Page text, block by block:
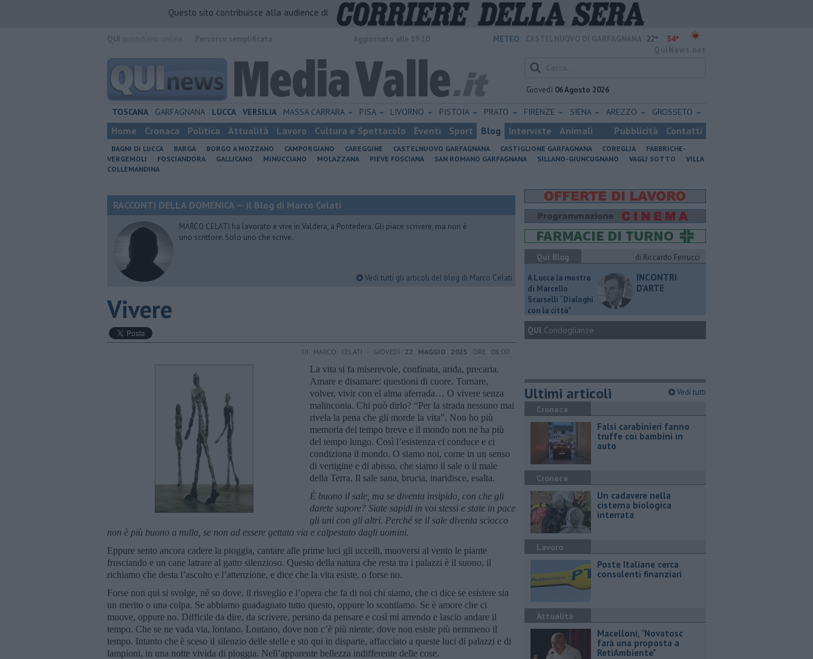
Questo sito contribuisce alla audience di
METEO: 22° 34°
Giovedì 06 Agosto 2026
TOSCANA GARFAGNANA LUCCA VERSILIA MASSA CARRARA PISA LIVORNO PISTOIA PRATO FIRENZE SIENA AREZZO GROSSETO
Home Cronaca Politica Attualità Lavoro Cultura e Spettacolo Eventi Sport Blog Interviste Animali Pubblicità Contatti
BAGNI DI LUCCA BARGA BORGO A MOZZANO CAMPORGIANO CAREGGINE CASTELNUOVO GARFAGNANA CASTIGLIONE GARFAGNANA COREGLIA
FABBRICHE-
VERGEMOLI
FOSCIANDORA GALLICANO MINUCCIANO MOLAZZANA PIEVE FOSCIANA SAN ROMANO GARFAGNANA SILLANO-GIUNCUGNANO VAGLI SOTTO
VILLA
COLLEMANDINA
RACCONTI DELLA DOMENICA — il Blog di Marco Celati
MARCO CELATI ha lavorato e vive in Valdera, a Pontedera. Gli piace scrivere, ma non è
uno scrittore. Solo uno che scrive.
Vedi tutti gli articoli del blog di Marco Celati
Vivere
DI MARCO CELATI - GIOVEDÌ 22 MAGGIO 2025 ORE 08:00
La vita si fa miserevole, confinata, arida, precaria.
Amare e disamare: questioni di cuore. Tornare,
volver, vivir con el alma aferrada… O vivere senza
malinconia. Chi può dirlo? “Per la strada nessuno mai
rivela la pena che gli morde la vita”. Non ho più
memoria del tempo breve e il mondo non ne ha più
del tempo lungo. Così l’esistenza ci conduce e ci
condiziona il mondo. O siamo noi, come in un senso
di vertigine e di abisso, che siamo il sale o il male
della Terra. Il sale sana, brucia, inaridisce, esalta.
É buono il sale, ma se diventa insipido, con che gli
darete sapore? Siate sapidi in voi stessi e state in pace
gli uni con gli altri. Perché se il sale diventa sciocco
non è più buono a nulla, se non ad essere gettato via e calpestato dagli uomini.
Eppure sento ancora cadere la pioggia, cantare alle prime luci gli uccelli, muoversi al vento le piante
frusciando e un cane latrare al gatto silenzioso. Questo della natura che resta tra i palazzi è il suono, il
richiamo che desta l’ascolto e l’attenzione, e dice che la vita esiste, o forse no.
Forse non qui si svolge, né so dove, il risveglio e l’opera che fa di noi chi siamo, che ci dice se esistere sia
un merito o una colpa. Se abbiamo guadagnato tutto questo, oppure lo scontiamo. Se è amore che ci
muove, oppure no. Difficile da dire, da scrivere, persino da pensare e così mi arrendo e lascio andare il
tempo. Che se ne vada via, lontano. Lontano, dove non c’è più niente, dove non esiste più nemmeno il
tempo. Intanto che è sceso il silenzio delle stelle e sto qui in disparte, affacciato a queste luci di palazzi e di
lampioni, in una notte vivida di pioggia. Nell’apparente bellezza indifferente delle cose.
Qui Blog
di Riccardo Ferrucci
A Lucca la mostra
di Marcello
Scarselli “Dialoghi
con la città"
INCONTRI
D'ARTE
QUI Condoglianze
Ultimi articoli Vedi tutti
Cronaca
Falsi carabinieri fanno
truffe coi bambini in
auto
Cronaca
Un cadavere nella
cisterna biologica
interrata
Lavoro
Poste Italiane cerca
consulenti finanziari
Attualità
Macelloni, "Novatosc
farà una proposta a
RetiAmbiente"